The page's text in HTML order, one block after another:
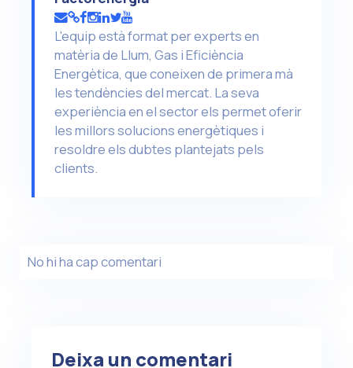
L'equip està format per experts en
matèria de Llum, Gas i Eficiència
Energètica, que coneixen de primera mà
les tendències del mercat. La seva
experiència en el sector els permet oferir
les millors solucions energètiques i
resoldre els dubtes plantejats pels
clients.
No hi ha cap comentari
Deixa un comentari